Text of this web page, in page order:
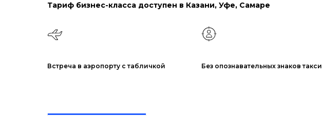
Тариф бизнес-класса доступен в Казани, Уфе, Самаре
Встреча в аэропорту с табличкой Без опознавательных знаков такси